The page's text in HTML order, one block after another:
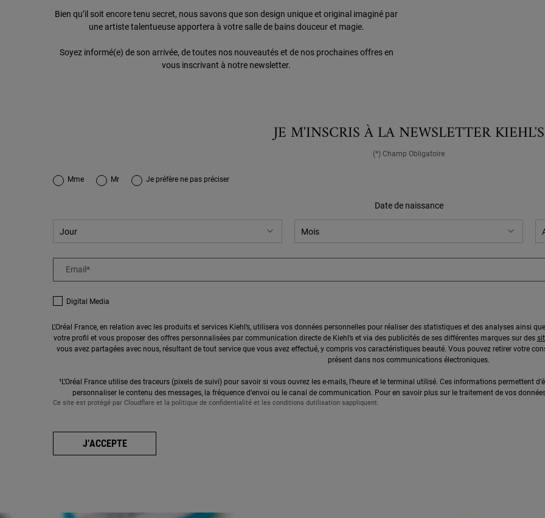
Bien qu’il soit encore tenu secret, nous savons que son design unique et original imaginé par
une artiste talentueuse apportera à votre salle de bains douceur et magie.
Soyez informé(e) de son arrivée, de toutes nos nouveautés et de nos prochaines offres en
vous inscrivant à notre newsletter.
JE M'INSCRIS À LA NEWSLETTER KIEHL'S
(*) Champ Obligatoire
newslettersignup.title.legend
Mme Mr Je préfère ne pas préciser
Date de naissance
Email*
Digital Media
L'Oréal France, en relation avec les produits et services Kiehl’s, utilisera vos données personnelles pour réaliser des statistiques et des analyses ainsi
votre profil et vous proposer des offres personnalisées par communication directe de Kiehl’s et via des publicités de ses différentes marques sur des
vous avez partagées avec nous, résultant de tout service que vous avez effectué, y compris vos caractéristiques beauté. Vous pouvez retirer votre
présent dans nos communications électroniques.
¹L’Oréal France utilise des traceurs (pixels de suivi) pour savoir si vous ouvrez les e-mails, l’heure et le terminal utilisé. Ces informations permettent
personnaliser le contenu des messages, la fréquence d’envoi ou le canal de communication. Pour en savoir plus sur le traitement de vos
Ce site est protégé par Cloudflare et la politique de confidentialité et les conditions dutilisation sappliquent.
J’ACCEPTE